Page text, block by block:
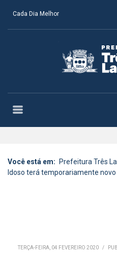
Cada Dia Melhor
Você está em: Prefeitura Três
Idoso terá temporariamente
TERÇA-FEIRA, 04 FEVEREIRO 2020 /